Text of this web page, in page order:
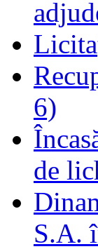
6)
de
S.A.